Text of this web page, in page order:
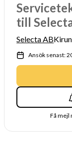
till
Selecta AB
Ansök senast:
Få mejl